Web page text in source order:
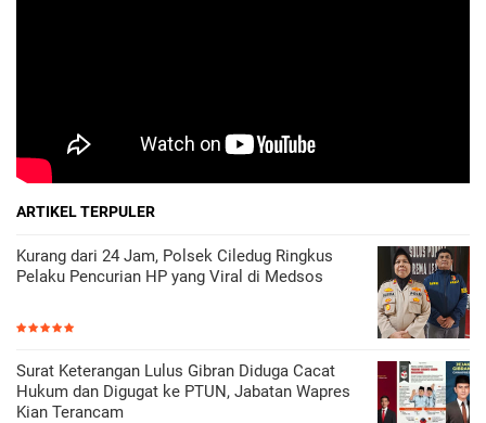
ARTIKEL TERPULER
Kurang dari 24 Jam, Polsek Ciledug Ringkus
Pelaku Pencurian HP yang Viral di Medsos
Surat Keterangan Lulus Gibran Diduga Cacat
Hukum dan Digugat ke PTUN, Jabatan Wapres
Kian Terancam